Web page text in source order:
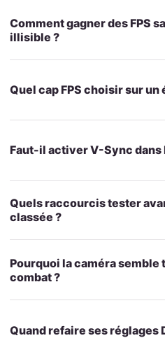
Comment gagner des FPS
illisible ?
Quel cap FPS choisir sur un
Faut-il activer V-Sync dans
Quels raccourcis tester
classée ?
Pourquoi la caméra semble
combat ?
Quand refaire ses réglages